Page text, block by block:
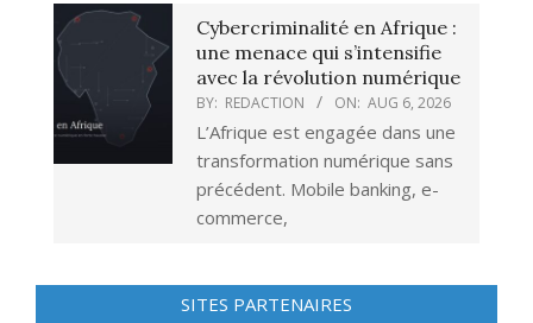
Cybercriminalité en Afrique :
une menace qui s’intensifie
avec la révolution numérique
BY: REDACTION ON: AUG 6, 2026
L’Afrique est engagée dans une
transformation numérique sans
précédent. Mobile banking, e-
commerce,
SITES PARTENAIRES